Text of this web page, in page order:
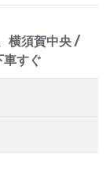
横須賀中央 /
車すぐ